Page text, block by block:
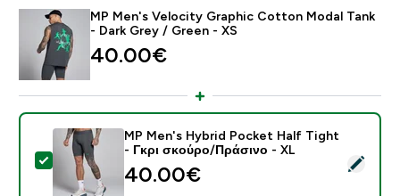
MP Men's Velocity Graphic Cotton Modal Tank
- Dark Grey / Green - XS
40.00€‎
Select this product - MP Men's Hybrid Pocket Half
MP Men's Hybrid Pocket Half Tight
- Γκρι σκούρο/Πράσινο - XL
40.00€‎